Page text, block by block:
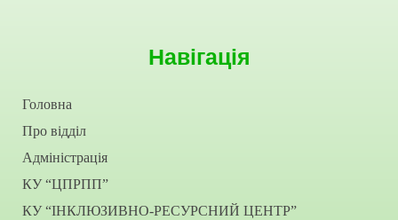
Навігація
Головна
Про відділ
Адміністрація
КУ “ЦПРПП”
КУ “ІНКЛЮЗИВНО-РЕСУРСНИЙ ЦЕНТР”